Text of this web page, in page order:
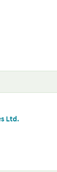
Ltd.